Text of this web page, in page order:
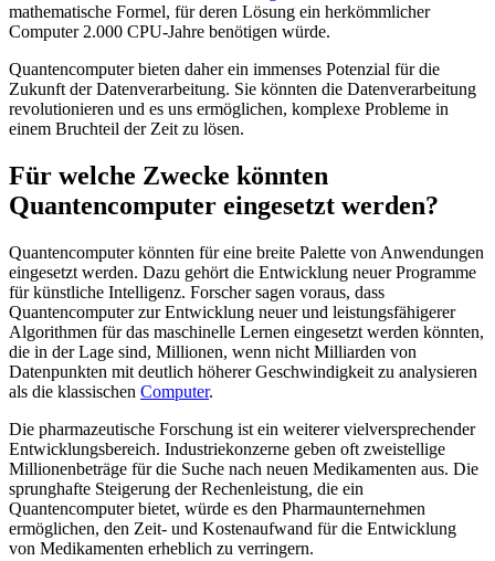
mathematische Formel, für deren Lösung ein herkömmlicher
Computer 2.000 CPU-Jahre benötigen würde.
Quantencomputer bieten daher ein immenses Potenzial für die
Zukunft der Datenverarbeitung. Sie könnten die Datenverarbeitung
revolutionieren und es uns ermöglichen, komplexe Probleme in
einem Bruchteil der Zeit zu lösen.
Für welche Zwecke könnten
Quantencomputer eingesetzt werden?
Quantencomputer könnten für eine breite Palette von Anwendungen
eingesetzt werden. Dazu gehört die Entwicklung neuer Programme
für künstliche Intelligenz. Forscher sagen voraus, dass
Quantencomputer zur Entwicklung neuer und leistungsfähigerer
Algorithmen für das maschinelle Lernen eingesetzt werden könnten,
die in der Lage sind, Millionen, wenn nicht Milliarden von
Datenpunkten mit deutlich höherer Geschwindigkeit zu analysieren
als die klassischen Computer.
Die pharmazeutische Forschung ist ein weiterer vielversprechender
Entwicklungsbereich. Industriekonzerne geben oft zweistellige
Millionenbeträge für die Suche nach neuen Medikamenten aus. Die
sprunghafte Steigerung der Rechenleistung, die ein
Quantencomputer bietet, würde es den Pharmaunternehmen
ermöglichen, den Zeit- und Kostenaufwand für die Entwicklung
von Medikamenten erheblich zu verringern.